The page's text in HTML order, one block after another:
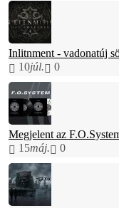
Inlitnment - vadonatúj
10júl. 0
Megjelent az
15máj. 0